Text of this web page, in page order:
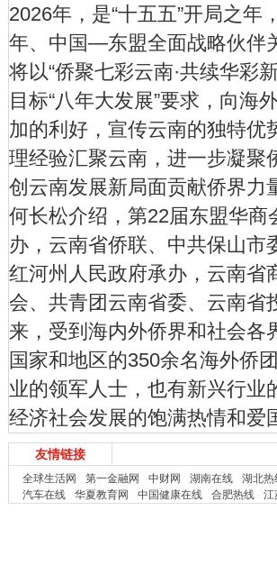
2026年，是“十五五”开局之
年、中国—东盟全面战略伙伴
将以“侨聚七彩云南·共续华彩
目标“八年大发展”要求，向海
加的利好，宣传云南的独特优
理经验汇聚云南，进一步凝聚
创云南发展新局面贡献侨界力
何长松介绍，第22届东盟华
办，云南省侨联、中共保山
红河州人民政府承办，云南省
会、共青团云南省委、云南省
来，受到海内外侨界和社会各
国家和地区的350余名海外侨
业的领军人士，也有新兴行业
经济社会发展的饱满热情和爱
友情链接
全球生活网 第一金融网 中财网 湖南在线 湖北热
汽车在线
华夏教育网 中国健康在线 合肥热线 江